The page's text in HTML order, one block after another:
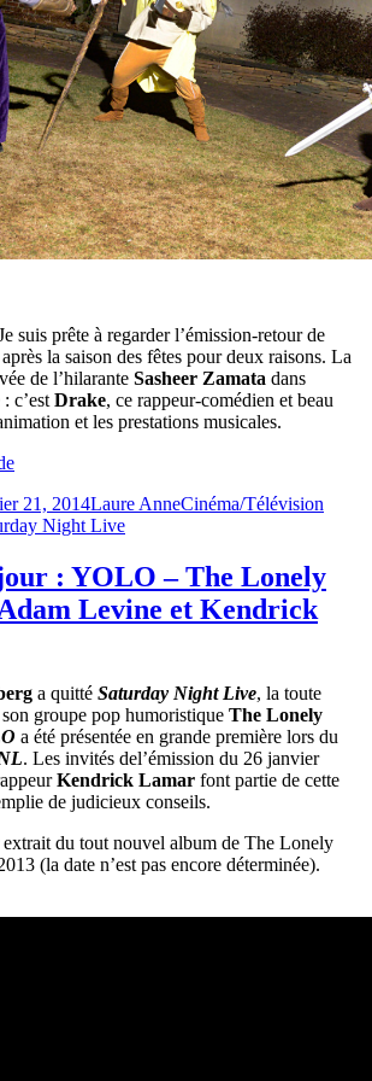
suis prête à regarder l’émission-retour de
la saison des fêtes pour deux raisons. La
de l’hilarante Sasheer Zamata dans
c’est Drake, ce rappeur-comédien et beau
et les prestations musicales.
« «
:
no
cosplay
»
ou
est
officiellement
grand
public
cette
année &rquo;
21, 2014Laure AnneCatégories
Cinéma/Télévision
Night Live
: YOLO – The Lonely
Levine et Kendrick
a quitté Saturday NightLive, la toute
groupe pop humoristique The Lonely
a été présentée en grande première lors du
. Les invités del’émission du 26 janvier
Kendrick Lamar font partie de cette
de judicieux conseils.
extrait du tout nouvel album de The Lonely
(la date n’est pas encore déterminée).